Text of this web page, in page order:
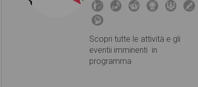
Scopri tutte le attività e gli
eventii imminenti in
programma